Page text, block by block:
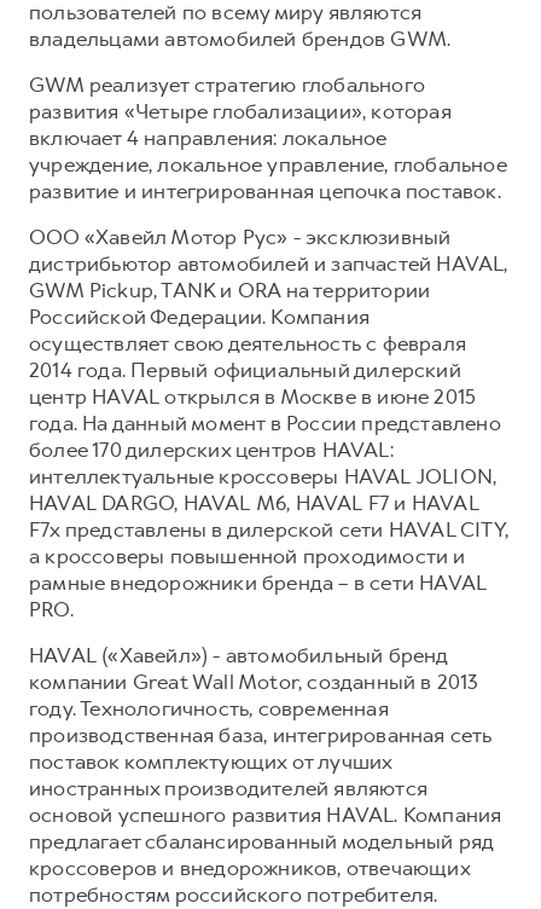
пользователей по всему миру являются
владельцами автомобилей брендов GWM.
GWM реализует стратегию глобального
развития «Четыре глобализации», которая
включает 4 направления: локальное
учреждение, локальное управление, глобальное
развитие и интегрированная цепочка поставок.
ООО «Хавейл Мотор Рус» - эксклюзивный
дистрибьютор автомобилей и запчастей HAVAL,
GWM Pickup, TANK и ORA на территории
Российской Федерации. Компания
осуществляет свою деятельность с февраля
2014 года. Первый официальный дилерский
центр HAVAL открылся в Москве в июне 2015
года. На данный момент в России представлено
более 170 дилерских центров HAVAL:
интеллектуальные кроссоверы HAVAL JOLION,
HAVAL DARGO, HAVAL М6, HAVAL F7 и HAVAL
F7x представлены в дилерской сети HAVAL CITY,
а кроссоверы повышенной проходимости и
рамные внедорожники бренда – в сети HAVAL
PRO.
HAVAL («Хавейл») - автомобильный бренд
компании Great Wall Motor, созданный в 2013
году. Технологичность, современная
производственная база, интегрированная сеть
поставок комплектующих от лучших
иностранных производителей являются
основой успешного развития HAVAL. Компания
предлагает сбалансированный модельный ряд
кроссоверов и внедорожников, отвечающих
потребностям российского потребителя.